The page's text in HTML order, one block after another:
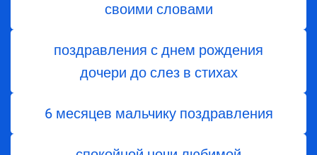
своими словами
поздравления с днем ​​рождения
дочери до слез в стихах
6 месяцев мальчику поздравления